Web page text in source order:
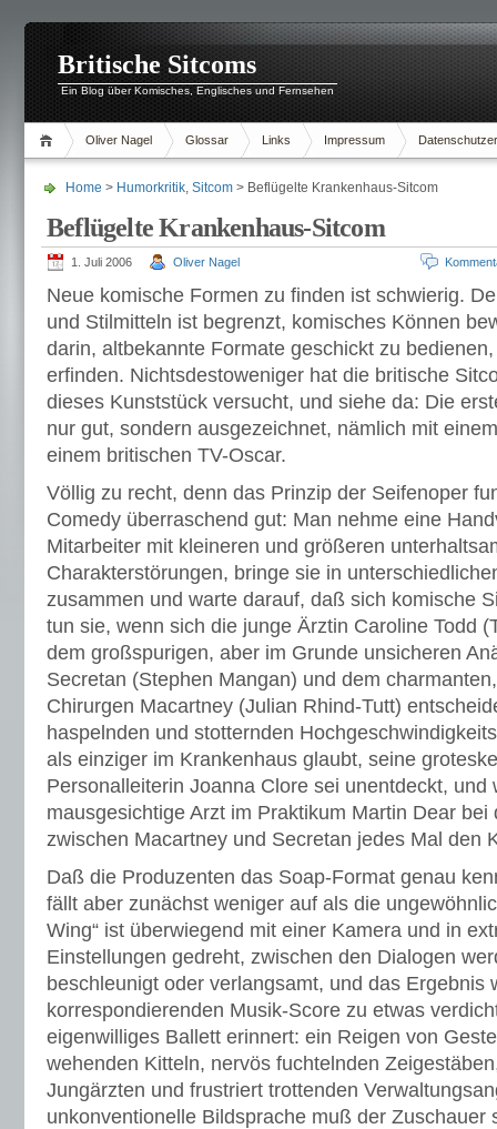
Britische Sitcoms
Ein Blog über Komisches, Englisches und Fernsehen
Oliver Nagel Glossar Links Impressum
Home > Humorkritik, Sitcom > Beflügelte Krankenhaus-Sitcom
Beflügelte Krankenhaus-Sitcom
1. Juli 2006 Oliver Nagel
Neue komische Formen zu finden ist schwierig.
und Stilmitteln ist begrenzt, komisches Können
darin, altbekannte Formate geschickt zu
erfinden. Nichtsdestoweniger hat die britische
dieses Kunststück versucht, und siehe da: Die
nur gut, sondern ausgezeichnet, nämlich mit
einem britischen TV-Oscar.
Völlig zu recht, denn das Prinzip der Seifenoper
Comedy überraschend gut: Man nehme eine
Mitarbeiter mit kleineren und größeren
Charakterstörungen, bringe sie in
zusammen und warte darauf, daß sich komische
tun sie, wenn sich die junge Ärztin Caroline Todd
dem großspurigen, aber im Grunde unsicheren
Secretan (Stephen Mangan) und dem
Chirurgen Macartney (Julian Rhind-Tutt)
haspelnden und stotternden
als einziger im Krankenhaus glaubt, seine
Personalleiterin Joanna Clore sei unentdeckt, und
mausgesichtige Arzt im Praktikum Martin Dear
zwischen Macartney und Secretan jedes Mal den
Daß die Produzenten das Soap-Format genau
fällt aber zunächst weniger auf als die
Wing“ ist überwiegend mit einer Kamera und in
Einstellungen gedreht, zwischen den Dialogen
beschleunigt oder verlangsamt, und das Ergebnis
korrespondierenden Musik-Score zu etwas
eigenwilliges Ballett erinnert: ein Reigen von
wehenden Kitteln, nervös fuchtelnden
Jungärzten und frustriert trottenden
unkonventionelle Bildsprache muß der Zuschauer